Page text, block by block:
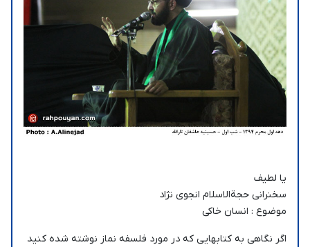
یا لطیف
سخنرانی حجةالاسلام انجوی نژاد
موضوع : انسان خاکی
اگر نگاهی به کتابهایی که در مورد فلسفه نماز نوشته شده کنید